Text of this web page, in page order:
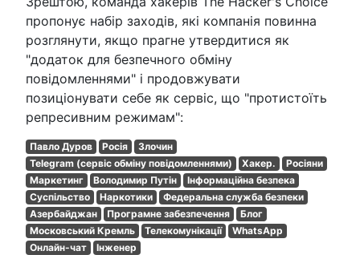
пропонує набір заходів, які компанія повинна
розглянути, якщо прагне утвердитися як
"додаток для безпечного обміну
повідомленнями" і продовжувати
позиціонувати себе як сервіс, що "протистоїть
репресивним режимам":
Павло Дуров Росія
Злочин
Telegram (сервіс обміну повідомленнями)
Хакер.
Росіяни
Маркетинг
Володимир Путін
Інформаційна безпека
Суспільство
Наркотики
Федеральна служба безпеки
Азербайджан
Програмне забезпечення
Блог
Московський Кремль
Телекомунікації
WhatsApp
Онлайн-чат
Інженер